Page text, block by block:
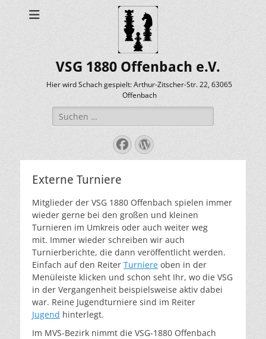
VSG 1880 Offenbach e.V.
Hier wird Schach gespielt: Arthur-Zitscher-Str. 22, 63065
Offenbach
Suche
nach:
Facebook
WordPress
Externe Turniere
Mitglieder der VSG 1880 Offenbach spielen immer
wieder gerne bei den großen und kleinen
Turnieren im Umkreis oder auch weiter weg
mit. Immer wieder schreiben wir auch
Turnierberichte, die dann veröffentlicht werden.
Einfach auf den Reiter Turniere oben in der
Menüleiste klicken und schon seht Ihr, wo die VSG
in der Vergangenheit beispielsweise aktiv dabei
war. Reine Jugendturniere sind im Reiter
Jugend hinterlegt.
Im MVS-Bezirk nimmt die VSG-1880 Offenbach